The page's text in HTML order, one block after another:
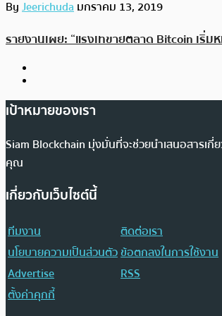
ByJeerichudaมกราคม 13, 2019
รายงานเผย: “แรงเทขายตลาด Bitcoin เริ่
เป้าหมายของเรา
Siam Blockchain มุ่งมั่นที่จะช่วยนำเสนอสารเ
คุณ
เกี่ยวกับเว็บไซต์นี้
ทีมงาน
ติดต่อเรา
นโยบายความเป็นส่วนตัวข้อตกลงในการใช้งาน
Advertise
RSS
ตั้งค่าคุกกี้